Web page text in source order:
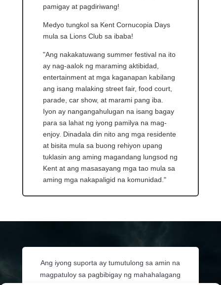
pamigay at pagdiriwang!
Medyo tungkol sa Kent Cornucopia Days
mula sa Lions Club sa ibaba!
"Ang nakakatuwang summer festival na ito
ay nag-aalok ng maraming aktibidad,
entertainment at mga kaganapan kabilang
ang isang malaking street fair, food court,
parade, car show, at marami pang iba.
Iyon ay nangangahulugan na isang bagay
para sa lahat ng iyong pamilya na mag-
enjoy. Dinadala din nito ang mga residente
at bisita mula sa buong rehiyon upang
tuklasin ang aming magandang lungsod ng
Kent at ang masasayang mga tao mula sa
aming mga nakapaligid na komunidad."
Ang iyong suporta ay tumutulong sa amin na
magpatuloy sa pagbibigay ng mahahalagang